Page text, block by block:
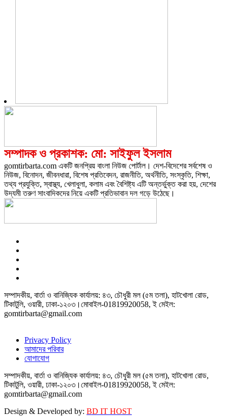
সম্পাদক ও প্রকাশক: মো: সাইফুল ইসলাম
gomtirbarta.com একটি জনপ্রিয় বাংলা নিউজ পোর্টাল। দেশ-বিদেশের সর্বশেষ ও
নিউজ, বিনোদন, জীবনধারা, বিশেষ প্রতিবেদন, রাজনীতি, অর্থনীতি, সংস্কৃতি, শিক্ষা,
তথ্য প্রযুক্তি, স্বাস্থ্য, খেলাধুলা, কলাম এবং বৈশিষ্ট্য এটি অন্তর্ভুক্ত করা হয়, দেশের
উদ্যমী তরুণ সাংবাদিকদের নিয়ে একটি প্রতিভাবান দল গড়ে উঠেছে।
সম্পাদকীয়, বার্তা ও বানিজ্যিক কার্যালয়: ৪৩, চৌধুরী মল (৫ম তলা), হাটখোলা রোড,
টিকাটুলি, ওয়ারী, ঢাকা-১২০৩।মোবাইল-01819920058, ই মেইল:
gomtirbarta@gmail.com
Privacy Policy
আমাদের পরিবার
যোগাযোগ
সম্পাদকীয়, বার্তা ও বানিজ্যিক কার্যালয়: ৪৩, চৌধুরী মল (৫ম তলা), হাটখোলা রোড,
টিকাটুলি, ওয়ারী, ঢাকা-১২০৩।মোবাইল-01819920058, ই মেইল:
gomtirbarta@gmail.com
Design & Developed by: BD IT HOST